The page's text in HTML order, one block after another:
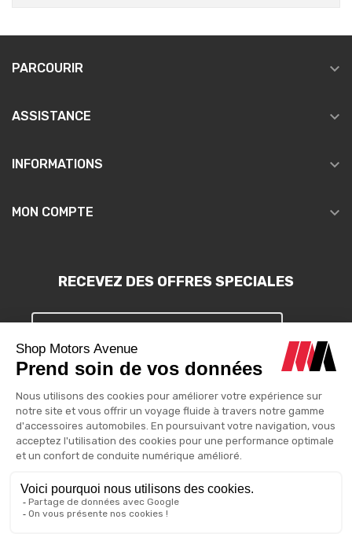
PARCOURIR 
ASSISTANCE 
INFORMATIONS 
MON COMPTE 
RECEVEZ DES OFFRES SPECIALES
Vous pouvez vous désinscrire à tout moment. Vous trouverez pour
cela nos informations de contact dans les conditions d'utilisation
du site.